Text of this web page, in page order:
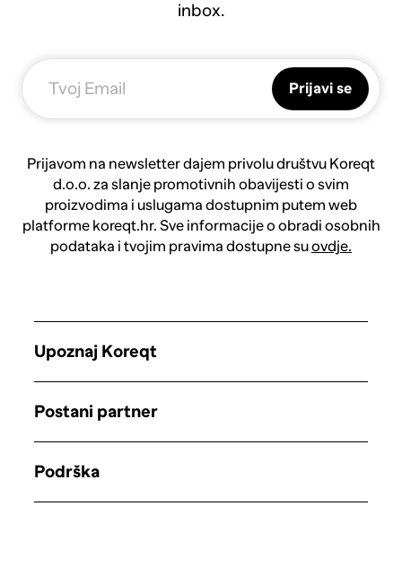
inbox.
Prijavi se
Prijavom na newsletter dajem privolu društvu Koreqt
d.o.o. za slanje promotivnih obavijesti o svim
proizvodima i uslugama dostupnim putem web
platforme koreqt.hr. Sve informacije o obradi osobnih
podataka i tvojim pravima dostupne suovdje.
Upoznaj Koreqt
Postani partner
Podrška